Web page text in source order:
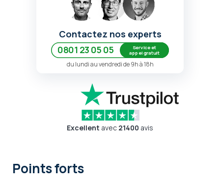
Contactez nos experts
0801 23 05 05
Service et
appel gratuit
du lundi au vendredi de 9h à 18h
Excellent avec 21400 avis
Points forts